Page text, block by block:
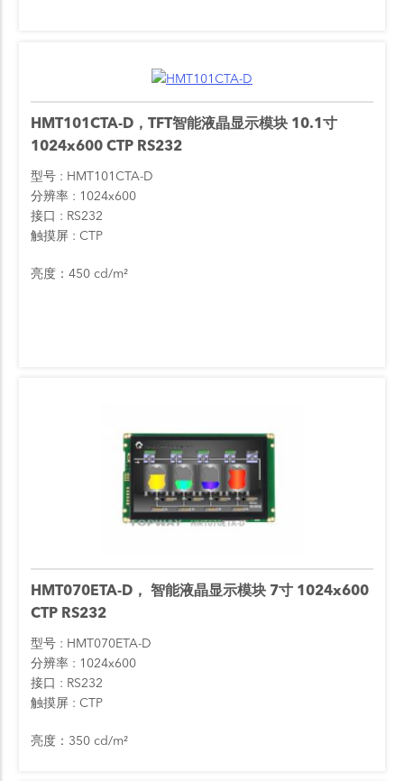
HMT101CTA-D，TFT智能液晶显示模块 10.1寸
1024x600 CTP RS232
型号
HMT101CTA-D
分辨率
1024x600
接口
RS232
触摸屏
CTP
亮度：450 cd/m²
HMT070ETA-D， 智能液晶显示模块 7寸 1024x600
CTP RS232
型号
HMT070ETA-D
分辨率
1024x600
接口
RS232
触摸屏
CTP
亮度：350 cd/m²